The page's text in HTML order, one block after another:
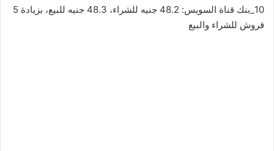
10_بنك قناة السويس: 48.2 جنيه للشراء، 48.3 جنيه للبيع، بزيادة 5
قروش للشراء والبيع